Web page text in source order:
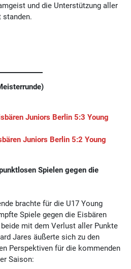
und die Unterstützung aller
Juniors Berlin 5:3 Young
Juniors Berlin 5:2 Young
Spielen gegen die
brachte für die U17 Young
Spiele gegen die Eisbären
mit dem Verlust aller Punkte
Jares äußerte sich zu den
Perspektiven für die kommenden
Saison: